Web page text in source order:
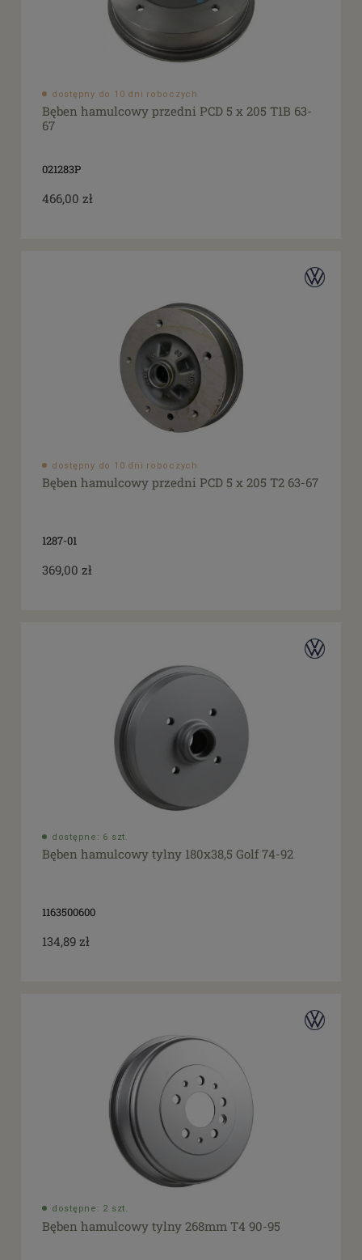
dostępny do 10 dni roboczych
Bęben hamulcowy przedni PCD 5 x 205 T1B 63-
67
021283P
466,00 zł
dostępny do 10 dni roboczych
Bęben hamulcowy przedni PCD 5 x 205 T2 63-67
1287-01
369,00 zł
dostępne: 6 szt.
Bęben hamulcowy tylny 180x38,5 Golf 74-92
1163500600
134,89 zł
dostępne: 2 szt.
Bęben hamulcowy tylny 268mm T4 90-95